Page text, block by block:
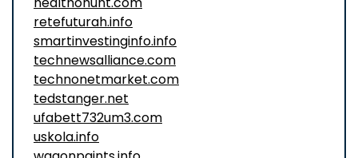
retefuturah.info
smartinvestinginfo.info
technewsalliance.com
technonetmarket.com
tedstanger.net
ufabett732um3.com
uskola.info